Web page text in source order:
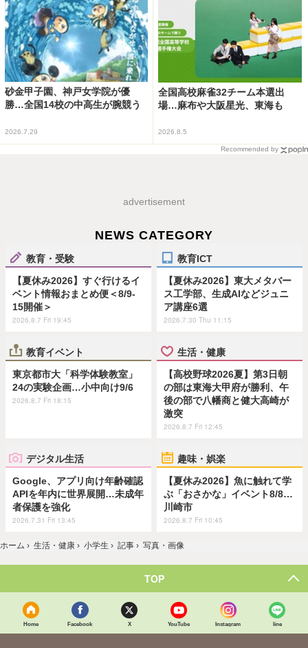
砂金甲子園、神戸女学院が優
勝…全国14校の中高生が腕競う
2026.7.29
全国高校麻雀32チーム本選出
場…麻布や大阪星光、東海も
2026.8.5
Recommended by
advertisement
NEWS CATEGORY
教育・受験
【夏休み2026】すぐ行けるイ
ベント情報おまとめ便＜8/9-
15開催＞
2026.8.7 Fri 19:45
教育ICT
【夏休み2026】東大メタバー
ス工学部、生成AIなどジュニ
ア講座6選
2026.7.30 Thu 11:15
教育イベント
東京都市大「科学体験教室」
24の実験企画…小中向け9/6
2026.8.7 Fri 18:15
生活・健康
【高校野球2026夏】第3日朝
の部は東海大甲府が勝利、午
後の部で八幡商と健大高崎が
激突
2026.8.7 Fri 12:45
デジタル生活
Google、アプリ向け年齢確認
APIを年内に世界展開…未成年
者保護を強化
2026.7.31 Fri 13:45
趣味・娯楽
【夏休み2026】魚に触れて学
ぶ「おさかな」イベント8/8…
川崎市
2026.8.7 Fri 10:45
ホーム › 生活・健康 › 小学生 › 記事 › 写真・画像
TOP
Home Facebook X YouTube Instagram line